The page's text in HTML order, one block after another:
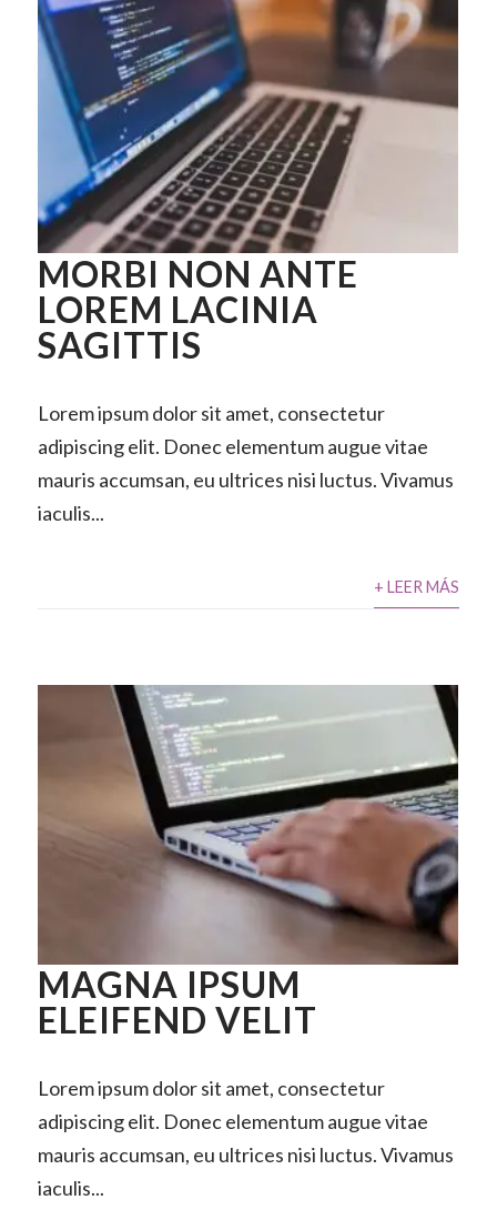
MORBI NON ANTE
LOREM LACINIA
SAGITTIS
Lorem ipsum dolor sit amet, consectetur
adipiscing elit. Donec elementum augue vitae
mauris accumsan, eu ultrices nisi luctus. Vivamus
iaculis...
+ LEER MÁS
MAGNA IPSUM
ELEIFEND VELIT
Lorem ipsum dolor sit amet, consectetur
adipiscing elit. Donec elementum augue vitae
mauris accumsan, eu ultrices nisi luctus. Vivamus
iaculis...